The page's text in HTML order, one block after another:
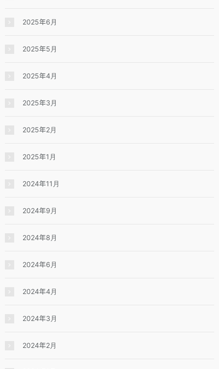
2025年6月
2025年5月
2025年4月
2025年3月
2025年2月
2025年1月
2024年11月
2024年9月
2024年8月
2024年6月
2024年4月
2024年3月
2024年2月